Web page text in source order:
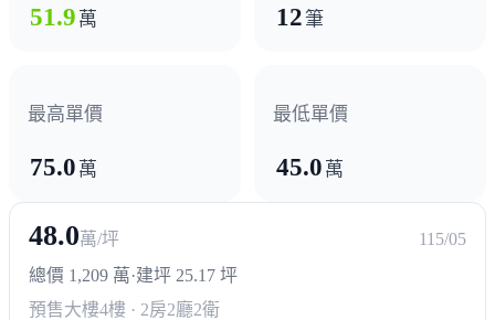
51.9 萬 12筆
最高單價
75.0 萬
最低單價
45.0 萬
48.0萬/坪
115/05
總價 1,209 萬·建坪 25.17 坪
預售大樓4樓 · 2房2廳2衛